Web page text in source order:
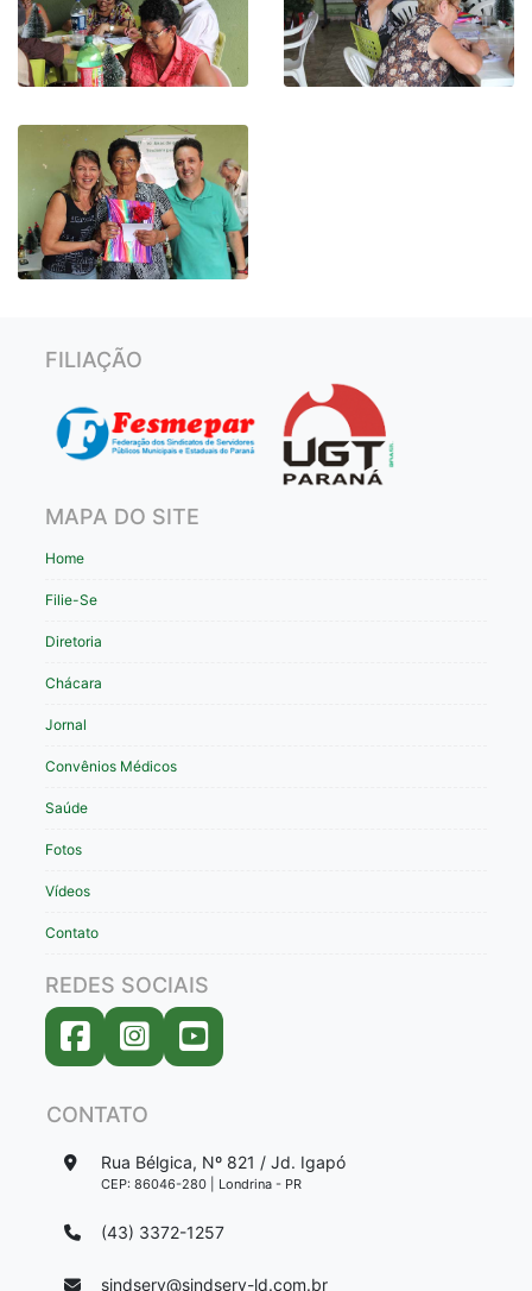
FILIAÇÃO
MAPA DO SITE
Home
Filie-Se
Diretoria
Chácara
Jornal
Convênios Médicos
Saúde
Fotos
Vídeos
Contato
REDES SOCIAIS
CONTATO
Rua Bélgica, Nº 821 / Jd. Igapó
CEP: 86046-280 | Londrina - PR
(43) 3372-1257
sindserv@sindserv-ld.com.br